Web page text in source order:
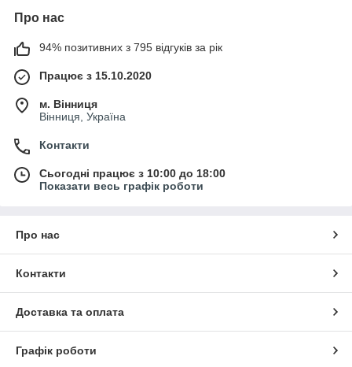
Про нас
94% позитивних з 795 відгуків за рік
Працює з 15.10.2020
м. Вінниця
Вінниця, Україна
Контакти
Сьогодні працює з 10:00 до 18:00
Показати весь графік роботи
Про нас
Контакти
Доставка та оплата
Графік роботи